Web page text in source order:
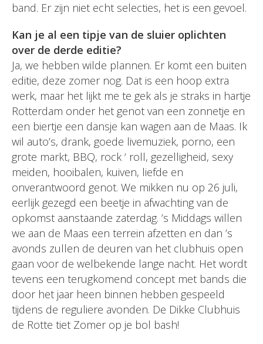
band. Er zijn niet echt selecties, het is een gevoel.
Kan je al een tipje van de sluier oplichten
over de derde editie?
Ja, we hebben wilde plannen. Er komt een buiten
editie, deze zomer nog. Dat is een hoop extra
werk, maar het lijkt me te gek als je straks in hartje
Rotterdam onder het genot van een zonnetje en
een biertje een dansje kan wagen aan de Maas. Ik
wil auto’s, drank, goede livemuziek, porno, een
grote markt, BBQ, rock ‘ roll, gezelligheid, sexy
meiden, hooibalen, kuiven, liefde en
onverantwoord genot. We mikken nu op 26 juli,
eerlijk gezegd een beetje in afwachting van de
opkomst aanstaande zaterdag. ’s Middags willen
we aan de Maas een terrein afzetten en dan ’s
avonds zullen de deuren van het clubhuis open
gaan voor de welbekende lange nacht. Het wordt
tevens een terugkomend concept met bands die
door het jaar heen binnen hebben gespeeld
tijdens de reguliere avonden. De Dikke Clubhuis
de Rotte tiet Zomer op je bol bash!